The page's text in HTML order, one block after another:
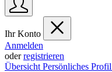
Ihr Konto
Anmelden
oderregistrieren
Übersicht Persönliches Profil